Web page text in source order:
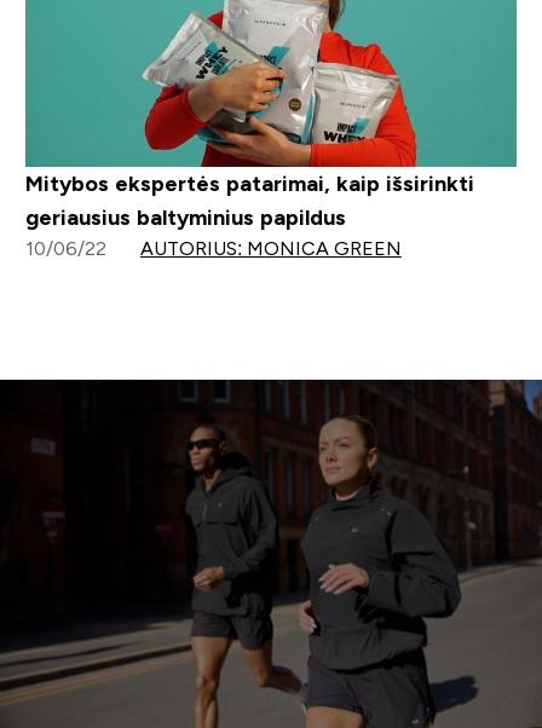
Mitybos ekspertės patarimai, kaip išsirinkti
geriausius baltyminius papildus
10/06/22 AUTORIUS: MONICA GREEN